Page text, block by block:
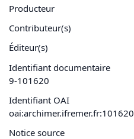
Producteur
Contributeur(s)
Éditeur(s)
Identifiant documentaire
9-101620
Identifiant OAI
oai:archimer.ifremer.fr:101620
Notice source